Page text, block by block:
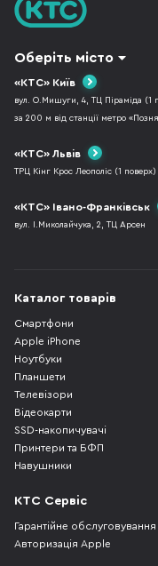
Оберіть місто
«КТС» Київ
вул. О.Мишуги, 4, ТЦ Піраміда (1
за 200 м від станції метро
«КТС» Львів
ТРЦ Кінг Крос Леополіс (1 поверх)
«КТС» Івано-Франківськ
вул. І.Миколайчука, 2, ТЦ Арсен
Каталог товарів
Смартфони
Apple iPhone
Ноутбуки
Планшети
Телевізори
Відеокарти
SSD-накопичувачі
Принтери та БФП
Навушники
КТС Сервіс
Гарантійне обслуговування
Авторизація Apple